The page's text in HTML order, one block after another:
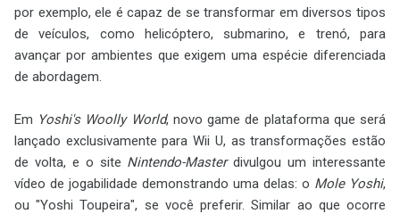
por exemplo, ele é capaz de se transformar em diversos tipos
de veículos, como helicóptero, submarino, e trenó, para
avançar por ambientes que exigem uma espécie diferenciada
de abordagem.
Em Yoshi's Woolly World, novo game de plataforma que será
lançado exclusivamente para Wii U, as transformações estão
de volta, e o site Nintendo-Masterdivulgou um interessante
vídeo de jogabilidade demonstrando uma delas: o Mole Yoshi,
ou "Yoshi Toupeira", se você preferir. Similar ao que ocorre